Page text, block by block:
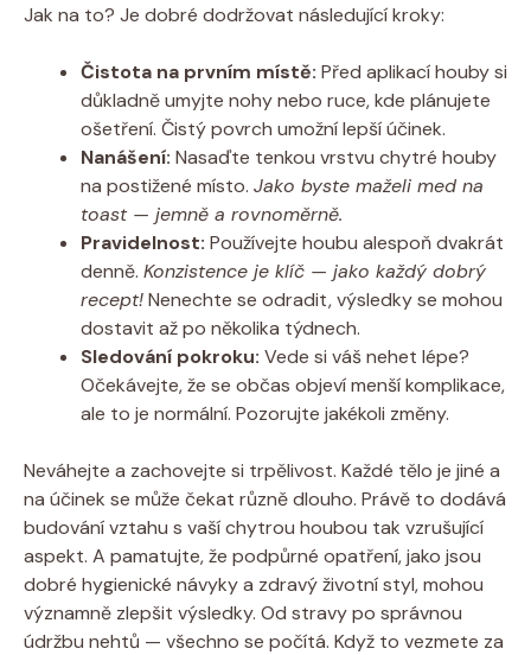
Jak na to? Je dobré dodržovat následující kroky:
Čistota na prvním místě: Před aplikací houby si
důkladně umyjte nohy nebo ruce, kde plánujete
ošetření. Čistý povrch umožní lepší účinek.
Nanášení: Nasaďte tenkou vrstvu chytré houby
na postižené místo. Jako byste maželi med na
toast — jemně a rovnoměrně.
Pravidelnost: Používejte houbu alespoň dvakrát
denně. Konzistence je klíč — jako každý dobrý
recept!Nenechte se odradit, výsledky se mohou
dostavit až po několika týdnech.
Sledování pokroku: Vede si váš nehet lépe?
Očekávejte, že se občas objeví menší komplikace,
ale to je normální. Pozorujte jakékoli změny.
Neváhejte a zachovejte si trpělivost. Každé tělo je jiné a
na účinek se může čekat různě dlouho. Právě to dodává
budování vztahu s vaší chytrou houbou tak vzrušující
aspekt. A pamatujte, že podpůrné opatření, jako jsou
dobré hygienické návyky a zdravý životní styl, mohou
významně zlepšit výsledky. Od stravy po správnou
údržbu nehtů — všechno se počítá. Když to vezmete za